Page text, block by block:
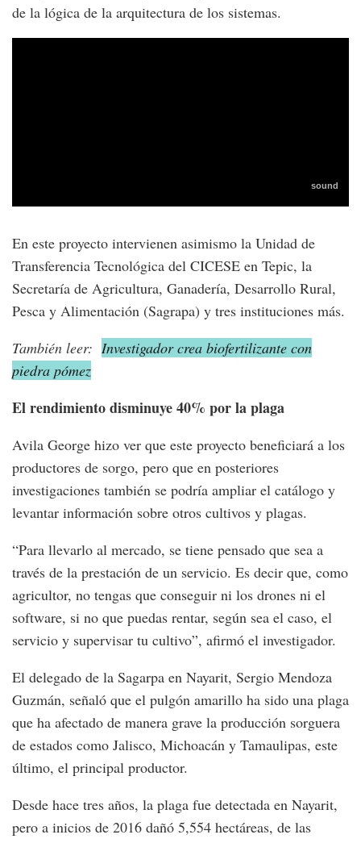
de la lógica de la arquitectura de los sistemas.
En este proyecto intervienen asimismo la Unidad de
Transferencia Tecnológica del CICESE en Tepic, la
Secretaría de Agricultura, Ganadería, Desarrollo Rural,
Pesca y Alimentación (Sagrapa) y tres instituciones más.
También leer: Investigador crea biofertilizante con
piedra pómez
El rendimiento disminuye 40% por la plaga
Avila George hizo ver que este proyecto beneficiará a los
productores de sorgo, pero que en posteriores
investigaciones también se podría ampliar el catálogo y
levantar información sobre otros cultivos y plagas.
“Para llevarlo al mercado, se tiene pensado que sea a
través de la prestación de un servicio. Es decir que, como
agricultor, no tengas que conseguir ni los drones ni el
software, si no que puedas rentar, según sea el caso, el
servicio y supervisar tu cultivo”, afirmó el investigador.
El delegado de la Sagarpa en Nayarit, Sergio Mendoza
Guzmán, señaló que el pulgón amarillo ha sido una plaga
que ha afectado de manera grave la producción sorguera
de estados como Jalisco, Michoacán y Tamaulipas, este
último, el principal productor.
Desde hace tres años, la plaga fue detectada en Nayarit,
pero a inicios de 2016 dañó 5,554 hectáreas, de las